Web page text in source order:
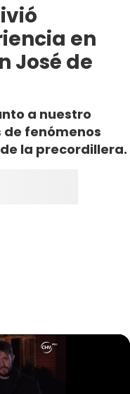
en
José de
a nuestro
fenómenos
la precordillera.